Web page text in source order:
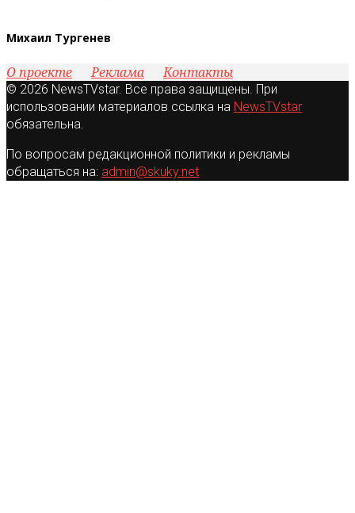
Михаил Тургенев
О проекте Реклама Контакты
© 2026 NewsTVstar. Все права защищены. При
использовании материалов ссылка на NewsTVstar
обязательна.
По вопросам редакционной политики и рекламы
обращаться на: admin@skuky.net